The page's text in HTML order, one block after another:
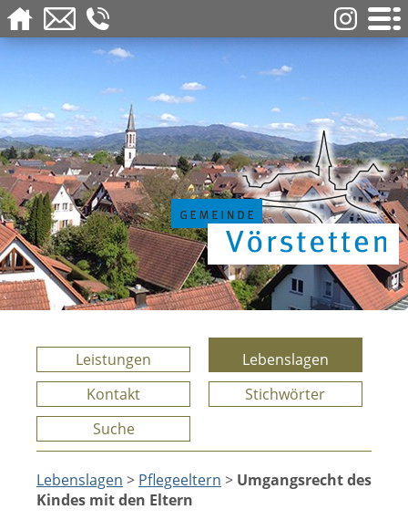
Leistungen
Lebenslagen
Kontakt
Stichwörter
Suche
Lebenslagen > Pflegeeltern > Umgangsrecht des
Kindes mit den Eltern